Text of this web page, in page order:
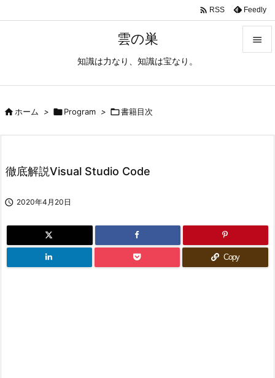
雲の巣
知識は力なり、知識は宝なり。

 RSS Feedly
ホーム > Program > 書籍目次
徹底解説Visual Studio Code
 2020年4月20日
Copy